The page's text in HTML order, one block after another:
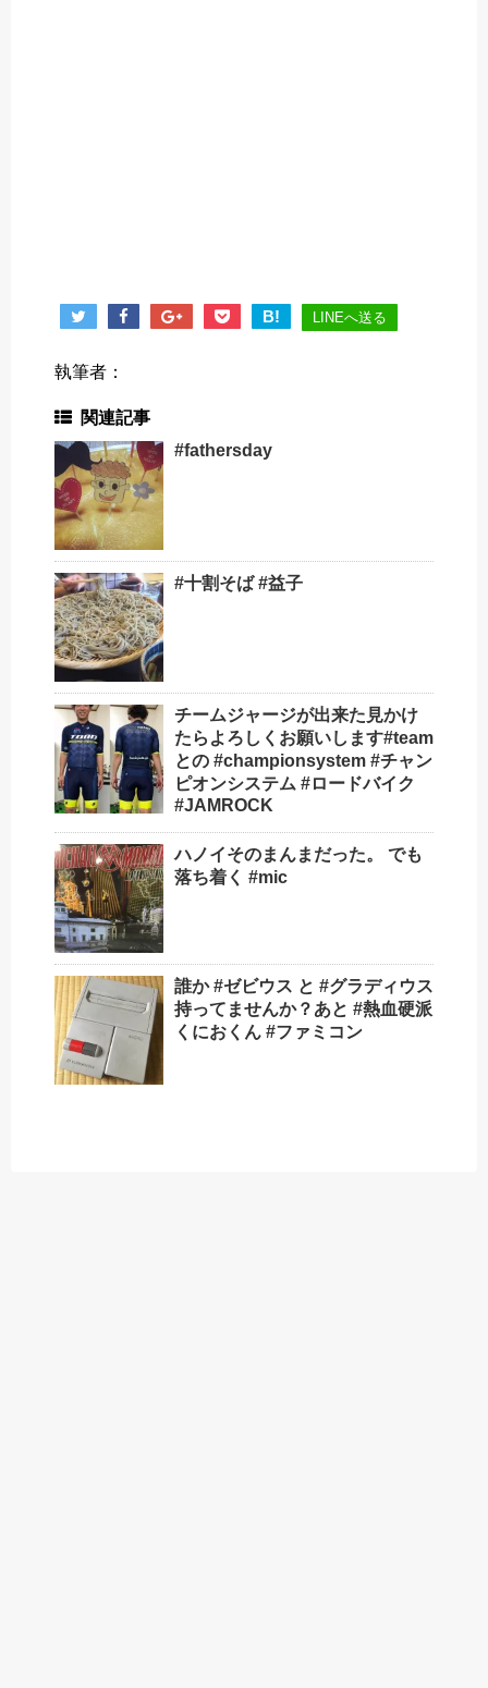
B! LINEへ送る
執筆者：
関連記事
#fathersday
#十割そば #益子
チームジャージが出来た️見かけ
たらよろしくお願いします#team
との #championsystem #チャン
ピオンシステム #ロードバイク
#JAMROCK
ハノイそのまんまだった。 でも
落ち着く #mic
誰か #ゼビウス と #グラディウス
持ってませんか？あと #熱血硬派
くにおくん #ファミコン